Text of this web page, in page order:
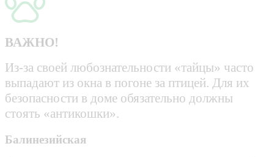
ВАЖНО!
Из-за своей любознательности «тайцы» часто
выпадают из окна в погоне за птицей. Для их
безопасности в доме обязательно должны
стоять «антикошки».
Балинезийская